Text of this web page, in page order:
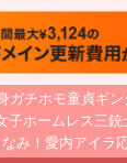
ガチホモ童貞ギ
子ホームレス三
なみ！愛内アイラ